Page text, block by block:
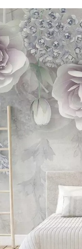
Search
for: